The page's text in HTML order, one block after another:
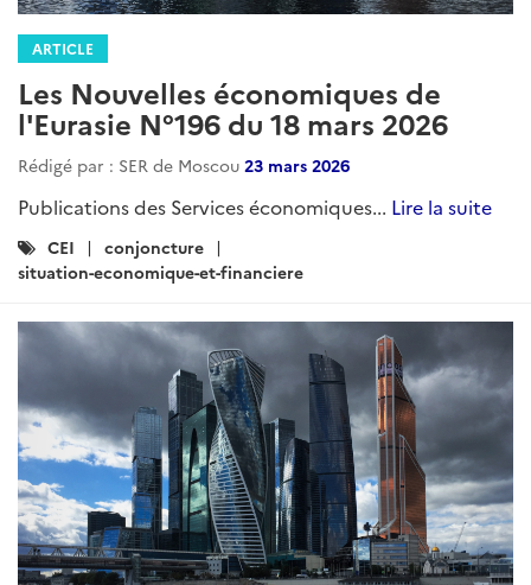
ARTICLE
Les Nouvelles économiques de
l'Eurasie N°196 du 18 mars 2026
Rédigé par : SER de Moscou 23 mars 2026
Publications des Services économiques... Lire la suite
Catégories
:
CEI
conjoncture
situation-economique-et-financiere